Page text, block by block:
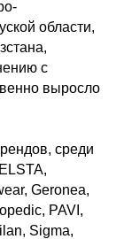
области,
с
выросло
среди
Geronea,
PAVI,
Sigma,